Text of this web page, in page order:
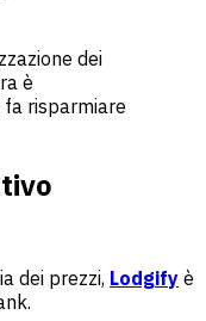
dei
è
risparmiare
dei prezzi, Lodgify è